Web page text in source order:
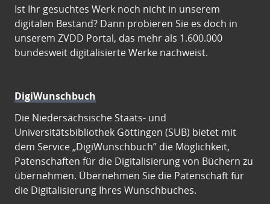
Ist Ihr gesuchtes Werk noch nicht in unserem
digitalen Bestand? Dann probieren Sie es doch in
unserem ZVDD Portal, das mehr als 1.600.000
bundesweit digitalisierte Werke nachweist.
DigiWunschbuch
Die Niedersächsische Staats- und
Universitätsbibliothek Göttingen (SUB) bietet mit
dem Service „DigiWunschbuch” die Möglichkeit,
Patenschaften für die Digitalisierung von Büchern zu
übernehmen. Übernehmen Sie die Patenschaft für
die Digitalisierung Ihres Wunschbuches.